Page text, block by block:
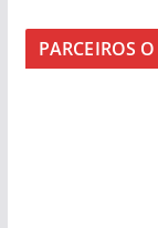
PARCEIROS